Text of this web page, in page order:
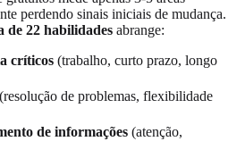
perdendo sinais iniciais de mudança.
de 22 habilidades abrange:
críticos (trabalho, curto prazo, longo
(resolução de problemas, flexibilidade
de informações (atenção,